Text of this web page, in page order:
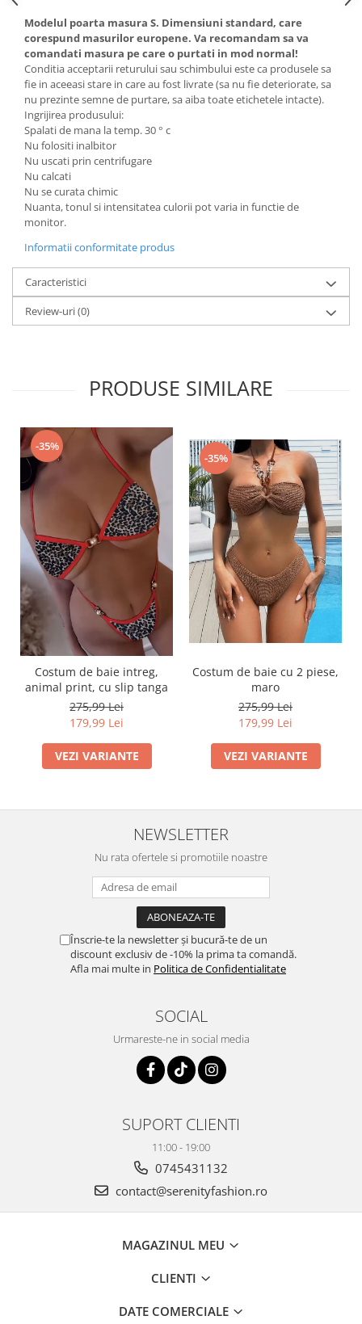
Modelul poarta masura S. Dimensiuni standard, care
corespund masurilor europene. Va recomandam sa va
comandati masura pe care o purtati in mod normal!
Conditia acceptarii returului sau schimbului este ca produsele sa
fie in aceeasi stare in care au fost livrate (sa nu fie deteriorate, sa
nu prezinte semne de purtare, sa aiba toate etichetele intacte).
Ingrijirea produsului:
Spalati de mana la temp. 30 ° c
Nu folositi inalbitor
Nu uscati prin centrifugare
Nu calcati
Nu se curata chimic
Nuanta, tonul si intensitatea culorii pot varia in functie de
monitor.
Informatii conformitate produs
Caracteristici
Review-uri(0)
PRODUSE SIMILARE
-35%
Costum de baie intreg,
animal print, cu slip tanga
275,99 Lei
179,99 Lei
VEZI VARIANTE
-35%
Costum de baie cu 2 piese,
maro
275,99 Lei
179,99 Lei
VEZI VARIANTE
NEWSLETTER
Nu rata ofertele si promotiile noastre
Înscrie-te la newsletter și bucură-te de un
discount exclusiv de -10% la prima ta comandă.
Afla mai multe in Politica de Confidentialitate
SOCIAL
Urmareste-ne in social media
SUPORT CLIENTI
11:00 - 19:00
0745431132
contact@serenityfashion.ro
MAGAZINUL MEU
CLIENTI
DATE COMERCIALE